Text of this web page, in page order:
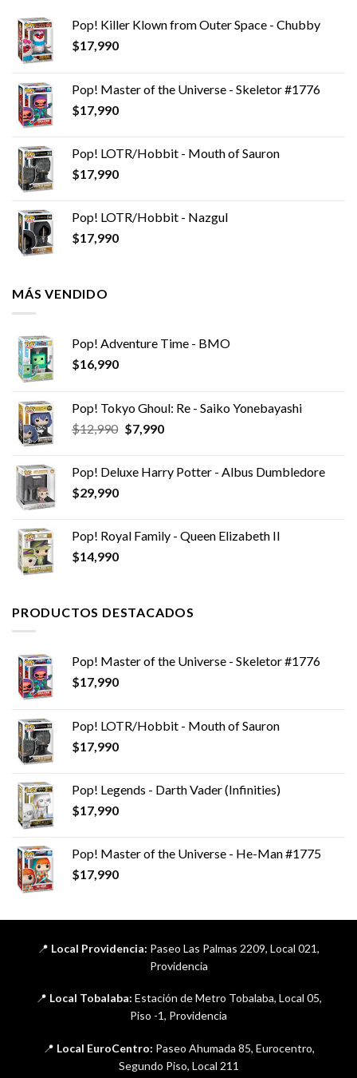
Pop! Killer Klown from Outer Space - Chubby
$17,990
Pop! Master of the Universe - Skeletor #1776
$17,990
Pop! LOTR/Hobbit - Mouth of Sauron
$17,990
Pop! LOTR/Hobbit - Nazgul
$17,990
MÁS VENDIDO
Pop! Adventure Time - BMO
$16,990
Pop! Tokyo Ghoul: Re - Saiko Yonebayashi
$12,990 El
era:
$7,990El
es:
Pop! Deluxe Harry Potter - Albus Dumbledore
$29,990
Pop! Royal Family - Queen Elizabeth II
$14,990
PRODUCTOS DESTACADOS
Pop! Master of the Universe - Skeletor #1776
$17,990
Pop! LOTR/Hobbit - Mouth of Sauron
$17,990
Pop! Legends - Darth Vader (Infinities)
$17,990
Pop! Master of the Universe - He-Man #1775
$17,990
📍 Local Providencia: Paseo Las Palmas 2209, Local 021,
Providencia
📍 Local Tobalaba: Estación de Metro Tobalaba, Local 05,
Piso -1, Providencia
📍 Local EuroCentro: Paseo Ahumada 85, Eurocentro,
Segundo Piso, Local 211